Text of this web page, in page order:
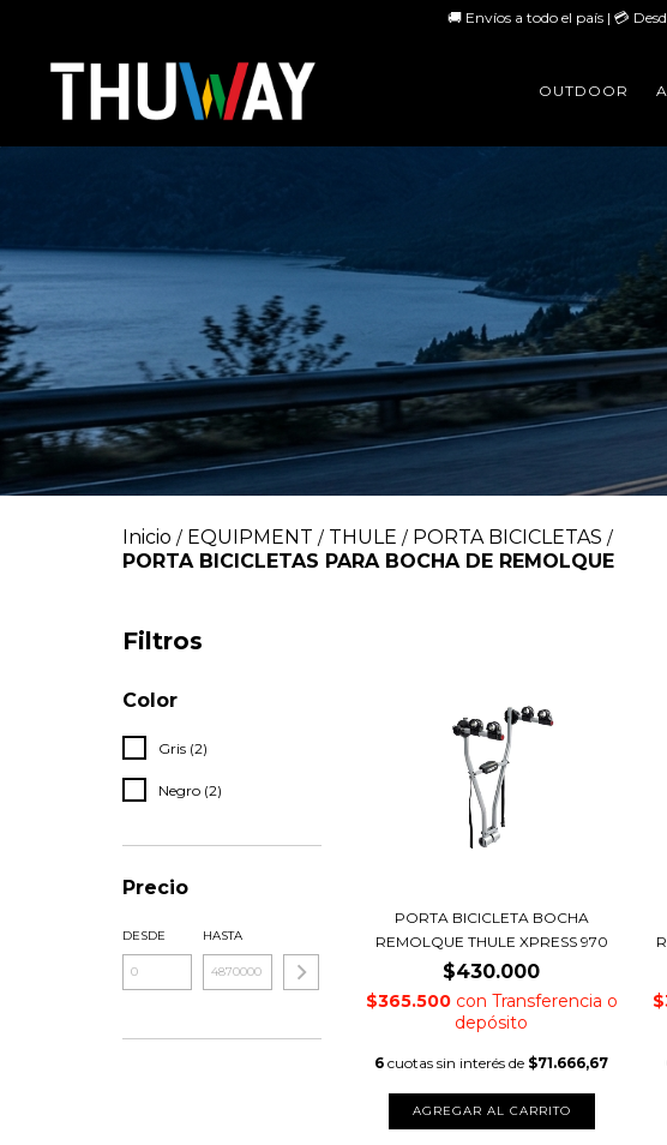
🚚 Envíos a todo el país | 💳
OUTDOOR
Inicio / EQUIPMENT / THULE / PORTA BICICLETAS /
PORTA BICICLETAS PARA BOCHA DE REMOLQUE
Filtros
Color
Gris (2)
Negro (2)
Precio
DESDE HASTA
PORTA BICICLETA BOCHA
REMOLQUE THULE XPRESS 970
$430.000
$365.500 con Transferencia o
depósito
6 cuotas sin interés de $71.666,67